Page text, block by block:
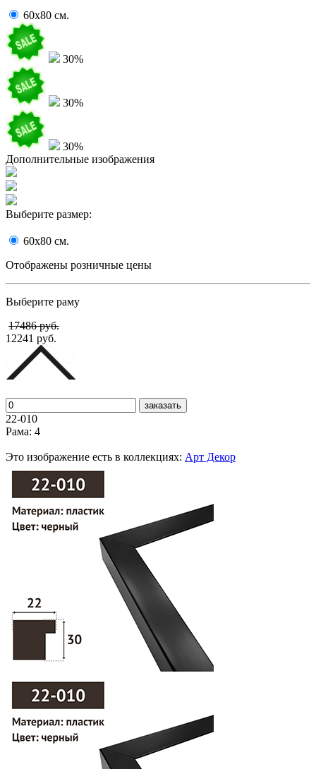
60x80 cм.
30%
30%
30%
Дополнительные изображения
Выберите размер:
60x80 cм.
Отображены розничные цены
Выберите раму
17486 руб.
12241 руб.
заказать
22-010
Рама: 4
Это изображение есть в коллекциях: Арт Декор